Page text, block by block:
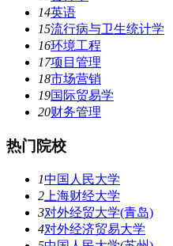
14英语
15流行病与卫生统计学
16环境工程
17项目管理
18市场营销
19国际贸易学
20财务管理
热门院校
1中国人民大学
2 上海财经大学
3对外经贸大学(青岛)
4对外经济贸易大学